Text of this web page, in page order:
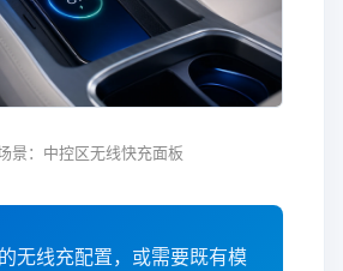
景：中控区无线快充面板
无线充配置，或需要既有模